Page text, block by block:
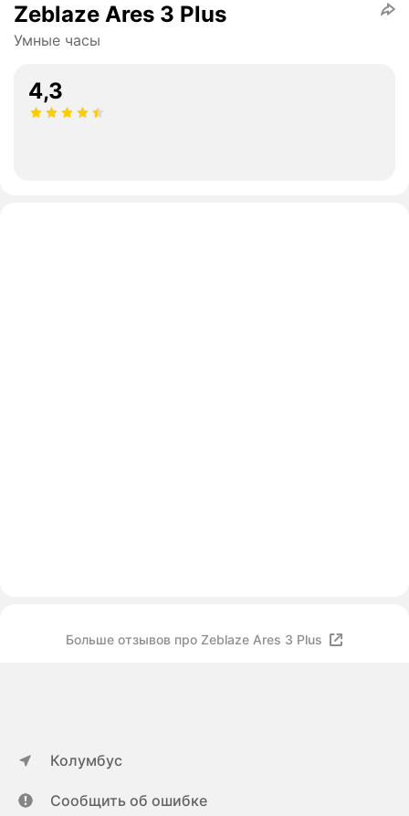
Zeblaze Ares 3 Plus
Умные часы
4,3
Больше отзывов про Zeblaze Ares 3 Plus
Колумбус
Сообщить об ошибке